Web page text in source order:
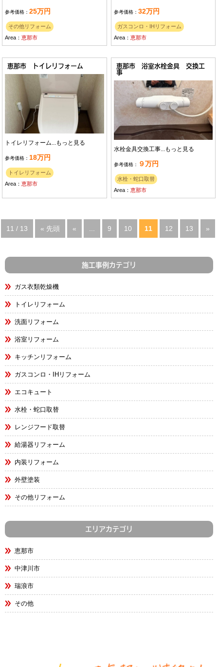
参考価格：25万円
その他リフォーム
Area：恵那市
参考価格：32万円
ガスコンロ・IHリフォーム
Area：恵那市
恵那市 トイレリフォーム
トイレリフォーム...もっと見る
参考価格： 18万円
トイレリフォーム
Area：恵那市
恵那市 浴室水栓金具 交換工
事
水栓金具交換工事...もっと見る
参考価格： ９万円
水栓・蛇口取替
Area：恵那市
11 / 13 « 先頭 « 9 10 11 12 13 »
施工事例カテゴリ
ガス衣類乾燥機
トイレリフォーム
洗面リフォーム
浴室リフォーム
キッチンリフォーム
ガスコンロ・IHリフォーム
エコキュート
水栓・蛇口取替
レンジフード取替
給湯器リフォーム
内装リフォーム
外壁塗装
その他リフォーム
エリアカテゴリ
恵那市
中津川市
瑞浪市
その他